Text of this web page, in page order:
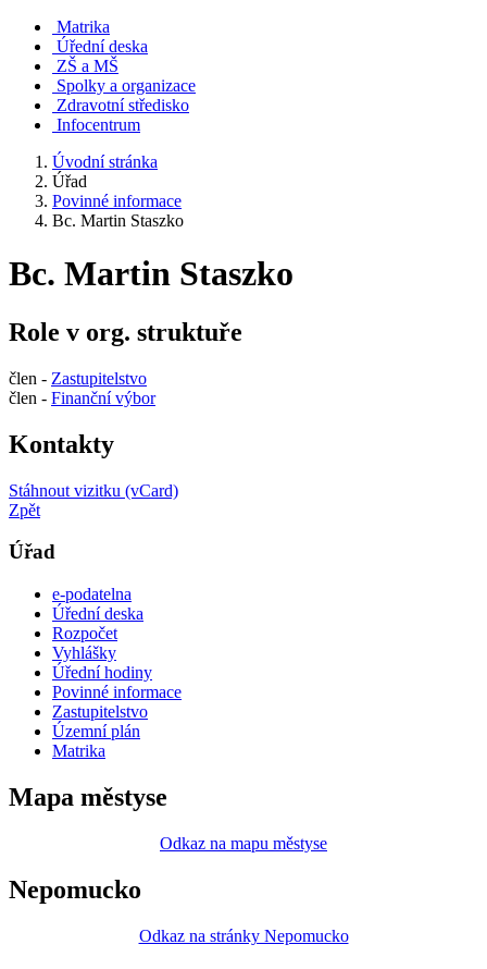
Matrika
Úřední deska
ZŠ a MŠ
Spolky a organizace
Zdravotní středisko
Infocentrum
Úvodní stránka
Úřad
Povinné informace
Bc. Martin Staszko
Bc. Martin Staszko
Role v org. struktuře
člen - Zastupitelstvo
člen - Finanční výbor
Kontakty
Stáhnout vizitku (vCard)
Zpět
Úřad
e-podatelna
Úřední deska
Rozpočet
Vyhlášky
Úřední hodiny
Povinné informace
Zastupitelstvo
Územní plán
Matrika
Mapa městyse
Odkaz na mapu městyse
Nepomucko
Odkaz na stránky Nepomucko